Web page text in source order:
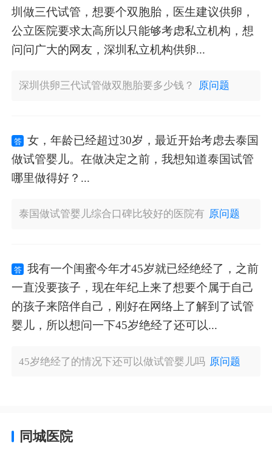
圳做三代试管，想要个双胞胎，医生建议供卵，
公立医院要求太高所以只能够考虑私立机构，想
问问广大的网友，深圳私立机构供卵...
深圳供卵三代试管做双胞胎要多少钱？ 原问题
答
女，年龄已经超过30岁，最近开始考虑去泰国
做试管婴儿。在做决定之前，我想知道泰国试管
哪里做得好？...
泰国做试管婴儿综合口碑比较好的医院有 原问题
答
我有一个闺蜜今年才45岁就已经绝经了，之前
一直没要孩子，现在年纪上来了想要个属于自己
的孩子来陪伴自己，刚好在网络上了解到了试管
婴儿，所以想问一下45岁绝经了还可以...
45岁绝经了的情况下还可以做试管婴儿吗 原问题
同城医院